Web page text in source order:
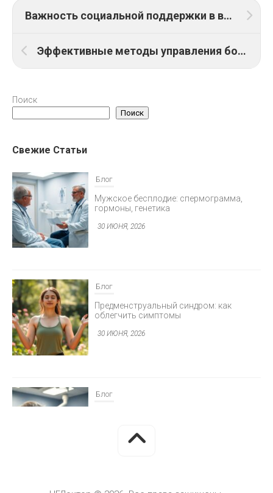
Важность социальной поддержки в восстановлении после рака: как близкие помогают пациентам
Эффективные методы управления болью после онкологического лечения: советы и рекомендации
Поиск
Поиск
Свежие Статьи
Блог
Мужское бесплодие: спермограмма,
гормоны, генетика
30 ИЮНЯ, 2026
Блог
Предменструальный синдром: как
облегчить симптомы
30 ИЮНЯ, 2026
Блог
30 ИЮНЯ, 2026